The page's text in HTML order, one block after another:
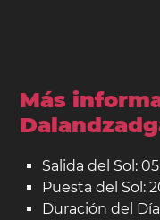
Más
Salida del Sol:
Puesta del Sol:
Duración del